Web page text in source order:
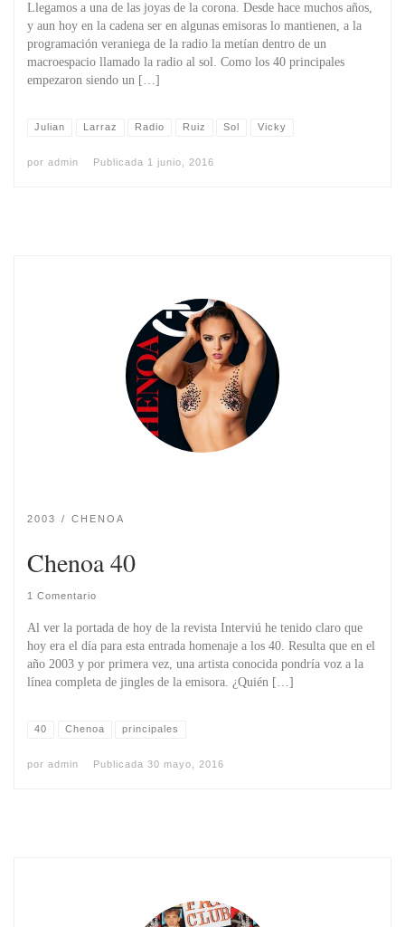
Llegamos a una de las joyas de la corona. Desde hace muchos años,
y aun hoy en la cadena ser en algunas emisoras lo mantienen, a la
programación veraniega de la radio la metí­an dentro de un
macroespacio llamado la radio al sol. Como los 40 principales
empezaron siendo un […]
Julian Larraz Radio Ruiz Sol Vicky
por admin Publicada 1 junio, 2016
2003 CHENOA
Chenoa 40
1 Comentario
Al ver la portada de hoy de la revista Interviú he tenido claro que
hoy era el dí­a para esta entrada homenaje a los 40. Resulta que en el
año 2003 y por primera vez, una artista conocida pondría voz a la
línea completa de jingles de la emisora. ¿Quién […]
40 Chenoa principales
por admin Publicada 30 mayo, 2016